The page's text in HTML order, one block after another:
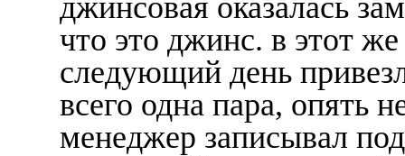
джинсовая оказалась
что это джинс. в этот
следующий день
всего одна пара, опять
менеджер записывал